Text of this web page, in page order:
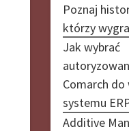
Poznaj
którzy
Jak wybrać
Comarch
systemu
Additive